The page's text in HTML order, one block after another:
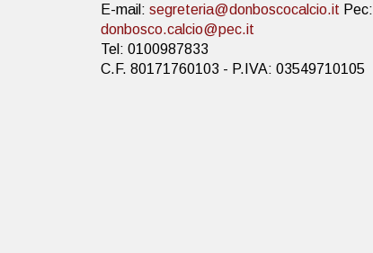
E-mail: segreteria@donboscocalcio.it Pec:
donbosco.calcio@pec.it
Tel: 0100987833
C.F. 80171760103 - P.IVA: 03549710105